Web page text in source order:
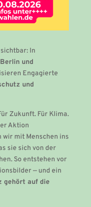
In
und
Engagierte
und
Zukunft. Für Klima.
Aktion
wir mit Menschen ins
sie sich von der
So entstehen vor
— und ein
gehört auf die